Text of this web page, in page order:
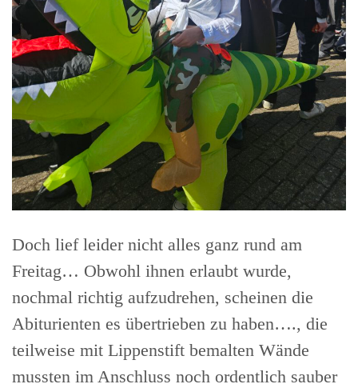
Doch lief leider nicht alles ganz rund am
Freitag… Obwohl ihnen erlaubt wurde,
nochmal richtig aufzudrehen, scheinen die
Abiturienten es übertrieben zu haben…., die
teilweise mit Lippenstift bemalten Wände
mussten im Anschluss noch ordentlich sauber